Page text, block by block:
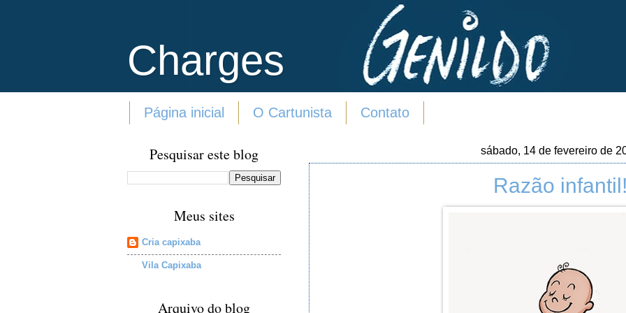
Charges
Página inicial O Cartunista Contato
sábado, 14 de fevereiro de
Razão infantil!
Pesquisar este blog
Meus sites
Cria capixaba
Vila Capixaba
Arquivo do blog